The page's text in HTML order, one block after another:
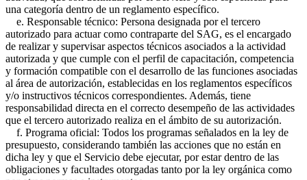
una categoría dentro de un reglamento específico.
e. Responsable técnico: Persona designada por el tercero
autorizado para actuar como contraparte del SAG, es el encargado
de realizar y supervisar aspectos técnicos asociados a la actividad
autorizada y que cumple con el perfil de capacitación, competencia
y formación compatible con el desarrollo de las funciones asociadas
al área de autorización, establecidas en los reglamentos específicos
y/o instructivos técnicos correspondientes. Además, tiene
responsabilidad directa en el correcto desempeño de las actividades
que el tercero autorizado realiza en el ámbito de su autorización.
f. Programa oficial: Todos los programas señalados en la ley de
presupuesto, considerando también las acciones que no están en
dicha ley y que el Servicio debe ejecutar, por estar dentro de las
obligaciones y facultades otorgadas tanto por la ley orgánica como